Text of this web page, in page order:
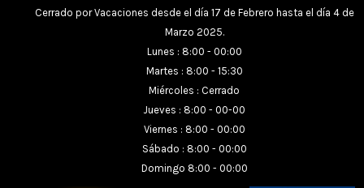
Cerrado por Vacaciones desde el día 17 de Febrero hasta el día 4 de
Marzo 2025.
Lunes : 8:00 - 00:00
Martes : 8:00 - 15:30
Miércoles : Cerrado
Jueves : 8:00 - 00-00
Viernes : 8:00 - 00:00
Sábado : 8:00 - 00:00
Domingo 8:00 - 00:00